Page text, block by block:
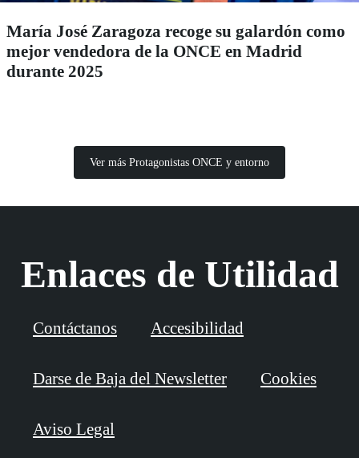
María José Zaragoza recoge su galardón como
mejor vendedora de la ONCE en Madrid
durante 2025
Ver más Protagonistas ONCE y entorno
Enlaces de Utilidad
Contáctanos Accesibilidad
Darse de Baja del Newsletter Cookies
Aviso Legal